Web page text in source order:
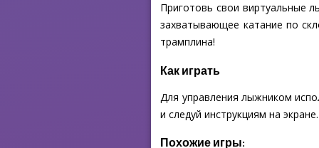
Приготовь свои виртуальные
захватывающее катание по
трамплина!
Как играть
Для управления лыжником
и следуй инструкциям на экране.
Похожие игры: